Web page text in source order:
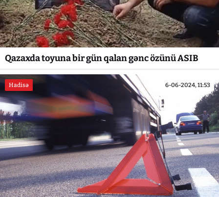
Qazaxda toyuna bir gün qalan gənc özünü ASIB
Hadisə 6-06-2024, 11:53